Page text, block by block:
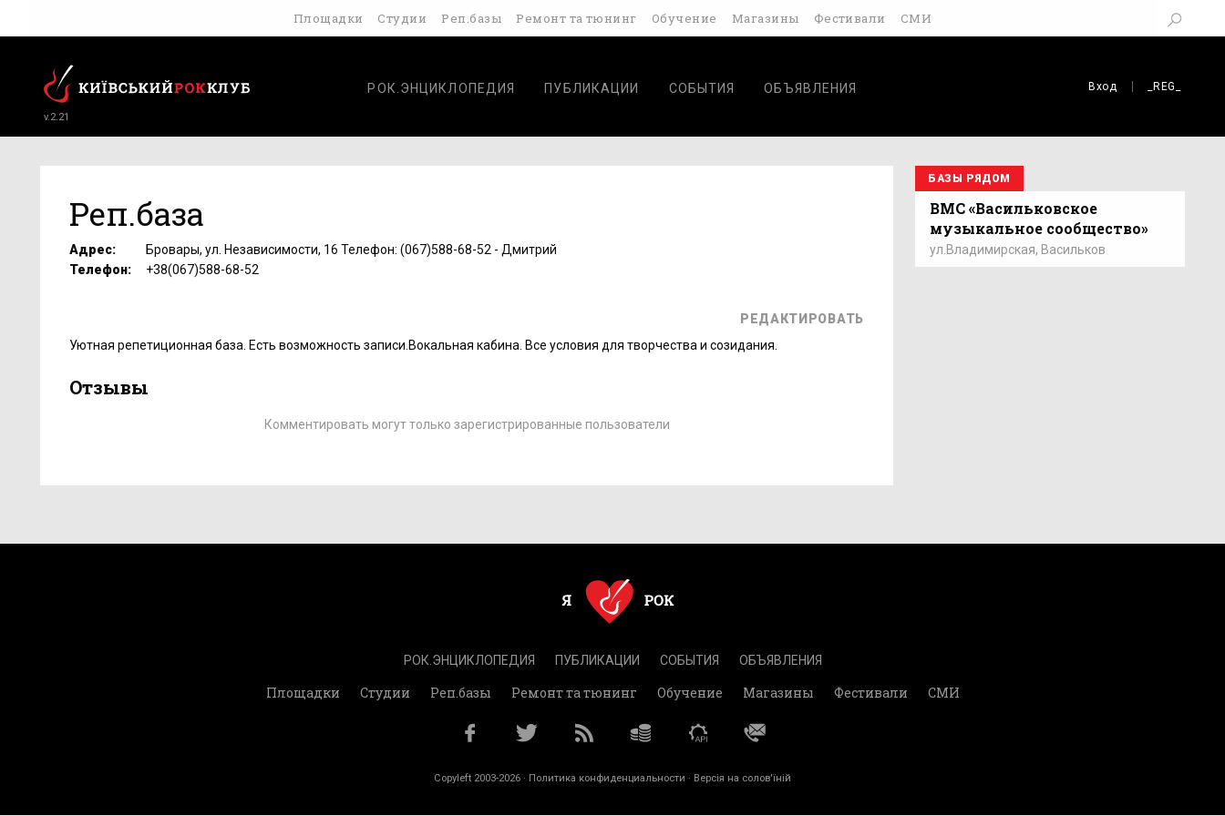
Площадки Студии Реп.базы Ремонт та тюнинг Обучение Магазины Фестивали СМИ
v.2.21
РОК.ЭНЦИКЛОПЕДИЯ ПУБЛИКАЦИИ СОБЫТИЯ ОБЪЯВЛЕНИЯ Вход _REG_
Реп.база
Адрес:
Бровары, ул. Независимости, 16 Телефон: (067)588-68-52 - Дмитрий
Телефон:
+38(067)588-68-52
РЕДАКТИРОВАТЬ
Уютная репетиционная база. Есть возможность записи.Вокальная кабина. Все условия для творчества и созидания.
Отзывы
Комментировать могут только зарегистрированные пользователи
БАЗЫ РЯДОМ
ВМС «Васильковское
музыкальное сообщество»
ул.Владимирская, Васильков
РОК.ЭНЦИКЛОПЕДИЯ ПУБЛИКАЦИИ СОБЫТИЯ ОБЪЯВЛЕНИЯ
Площадки Студии Реп.базы Ремонт та тюнинг Обучение Магазины Фестивали СМИ
Copyleft 2003-2026 · Политика конфиденциальности · Версія на солов'їній